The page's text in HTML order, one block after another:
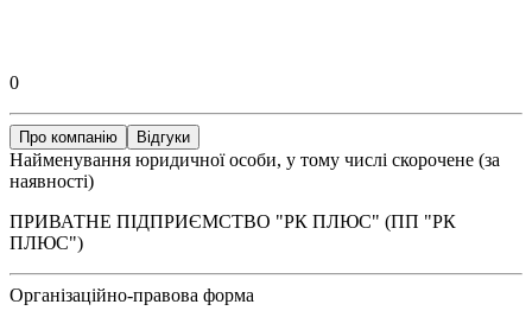
0
Про компанію Відгуки
Найменування юридичної особи, у тому числі скорочене (за
наявності)
ПРИВАТНЕ ПІДПРИЄМСТВО "РК ПЛЮС" (ПП "РК
ПЛЮС")
Організаційно-правова форма